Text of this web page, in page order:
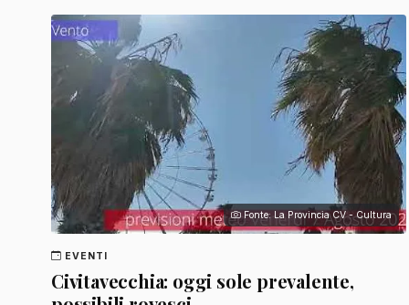
Fonte: La Provincia CV - Cultura
EVENTI
Civitavecchia: oggi sole prevalente,